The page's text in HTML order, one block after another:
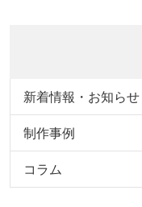
新着情報・お知らせ
制作事例
コラム